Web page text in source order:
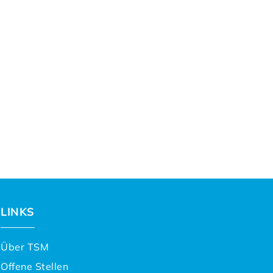
LINKS
Über TSM
Offene Stellen